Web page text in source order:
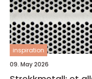
inspiration
09. May 2026